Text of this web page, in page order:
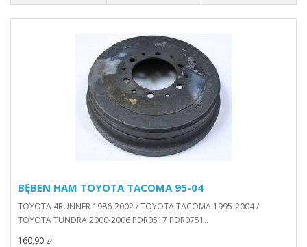
BĘBEN HAM TOYOTA TACOMA 95-04
TOYOTA 4RUNNER 1986-2002 / TOYOTA TACOMA 1995-2004 /
TOYOTA TUNDRA 2000-2006 PDR0517 PDR0751..
160,90 zł